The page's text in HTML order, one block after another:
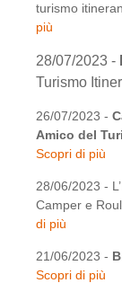
turismo
più
28/07/2023 -
Turismo
26/07/2023 -
Amico del
Scopri di più
28/06/2023 -
Camper e
di più
21/06/2023 -
Scopri di più